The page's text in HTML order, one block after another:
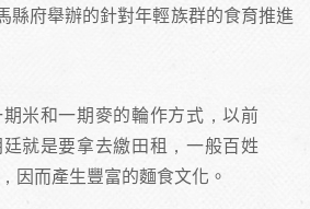
縣府舉辦的針對年輕族群的食育推進
米和一期麥的輪作方式，以前
就是要拿去繳田租，一般百姓
因而產生豐富的麵食文化。